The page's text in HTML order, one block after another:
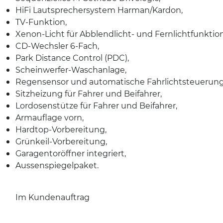
HiFi Lautsprechersystem Harman/Kardon,
TV-Funktion,
Xenon-Licht für Abblendlicht- und
CD-Wechsler 6-Fach,
Park Distance Control (PDC),
Scheinwerfer-Waschanlage,
Regensensor und automatische
Sitzheizung für Fahrer und Beifahrer,
Lordosenstütze für Fahrer und Beifahrer,
Armauflage vorn,
Hardtop-Vorbereitung,
Grünkeil-Vorbereitung,
Garagentoröffner integriert,
Aussenspiegelpaket.
Im Kundenauftrag